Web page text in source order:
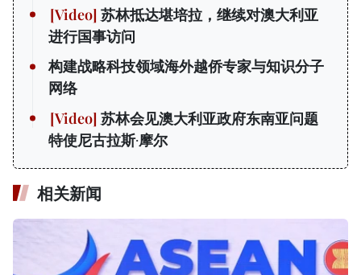
苏林抵达堪培拉，继续对澳大利亚
进行国事访问
构建战略科技领域海外越侨专家与知识分子
网络
苏林会见澳大利亚政府东南亚问题
特使尼古拉斯·摩尔
相关新闻